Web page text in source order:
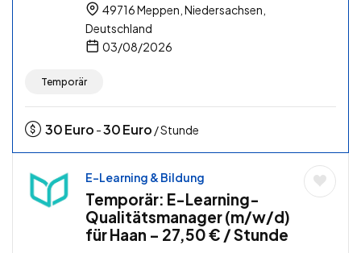
49716 Meppen, Niedersachsen,
Deutschland
03/08/2026
Temporär
30Euro -30Euro / Stunde
E-Learning & Bildung
Temporär: E-Learning-
Qualitätsmanager (m/w/d)
für Haan – 27,50 € / Stunde